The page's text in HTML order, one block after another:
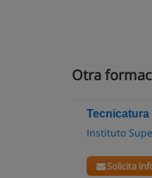
Otra
Tecnicatura
Instituto
Solicita